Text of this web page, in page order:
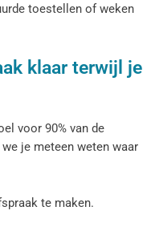
toestellen of weken
klaar terwijl je
voor 90% van de
je meteen weten waar
te maken.